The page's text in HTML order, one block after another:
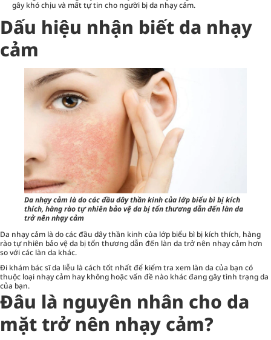
gây khó chịu và mất tự tin cho người bị da nhạy cảm.
Dấu hiệu nhận biết da nhạy
cảm
Da nhạy cảm là do các đầu dây thần kinh của lớp biểu bì bị kích
thích, hàng rào tự nhiên bảo vệ da bị tổn thương dẫn đến làn da
trở nên nhạy cảm
Da nhạy cảm là do các đầu dây thần kinh của lớp biểu bì bị kích thích, hàng
rào tự nhiên bảo vệ da bị tổn thương dẫn đến làn da trở nên nhạy cảm hơn
so với các làn da khác.
Đi khám bác sĩ da liễu là cách tốt nhất để kiểm tra xem làn da của bạn có
thuộc loại nhạy cảm hay không hoặc vấn đề nào khác đang gây tình trạng da
của bạn.
Đâu là nguyên nhân cho da
mặt trở nên nhạy cảm?